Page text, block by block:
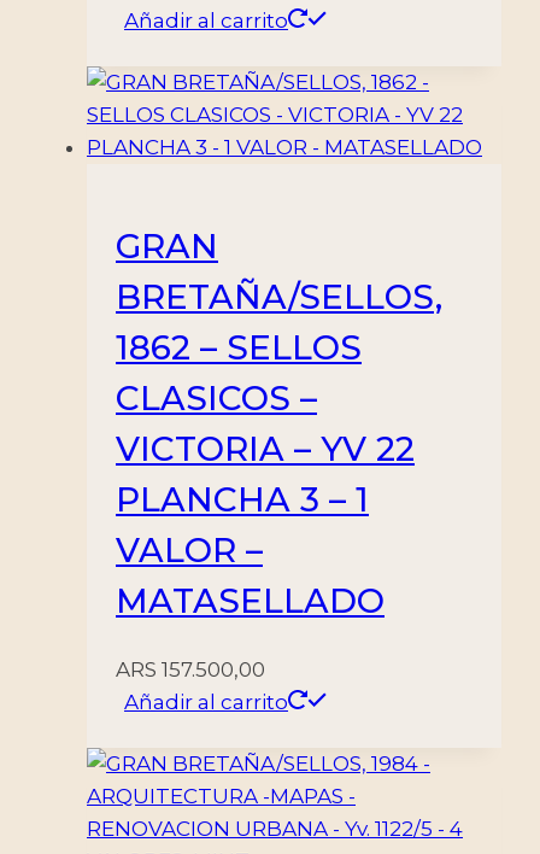
Añadir al carrito
GRAN
BRETAÑA/SELLOS,
1862 – SELLOS
CLASICOS –
VICTORIA – YV 22
PLANCHA 3 – 1
VALOR –
MATASELLADO
ARS 157.500,00
Añadir al carrito